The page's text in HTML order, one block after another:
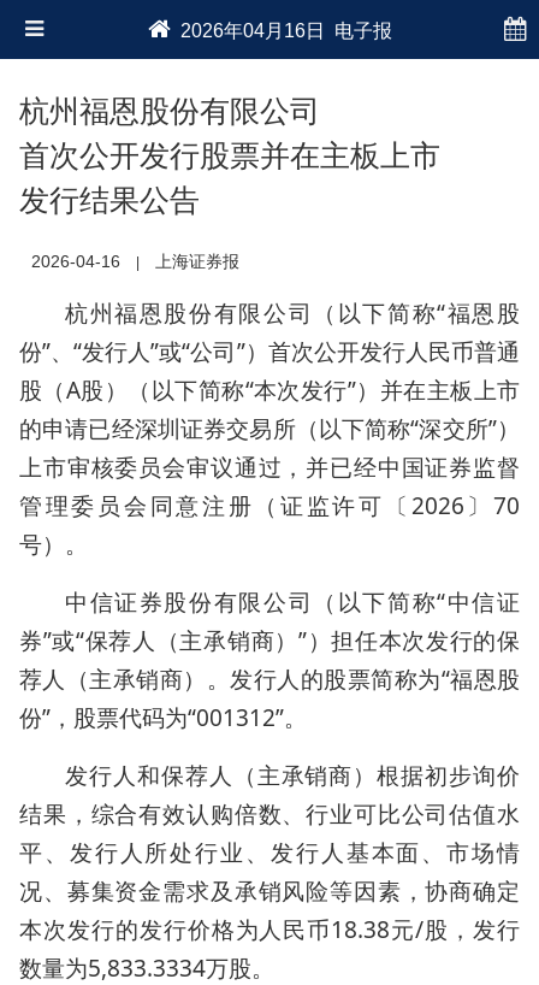
2026年04月16日 电子报
杭州福恩股份有限公司
首次公开发行股票并在主板上市
发行结果公告
2026-04-16 上海证券报
杭州福恩股份有限公司（以下简称“福恩股
份”、“发行人”或“公司”）首次公开发行人民币普通
股（A股）（以下简称“本次发行”）并在主板上市
的申请已经深圳证券交易所（以下简称“深交所”）
上市审核委员会审议通过，并已经中国证券监督
管理委员会同意注册（证监许可〔2026〕70
号）。
中信证券股份有限公司（以下简称“中信证
券”或“保荐人（主承销商）”）担任本次发行的保
荐人（主承销商）。发行人的股票简称为“福恩股
份”，股票代码为“001312”。
发行人和保荐人（主承销商）根据初步询价
结果，综合有效认购倍数、行业可比公司估值水
平、发行人所处行业、发行人基本面、市场情
况、募集资金需求及承销风险等因素，协商确定
本次发行的发行价格为人民币18.38元/股，发行
数量为5,833.3334万股。